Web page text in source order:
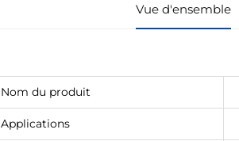
Vue d'ensemble
Nom du produit
Applications